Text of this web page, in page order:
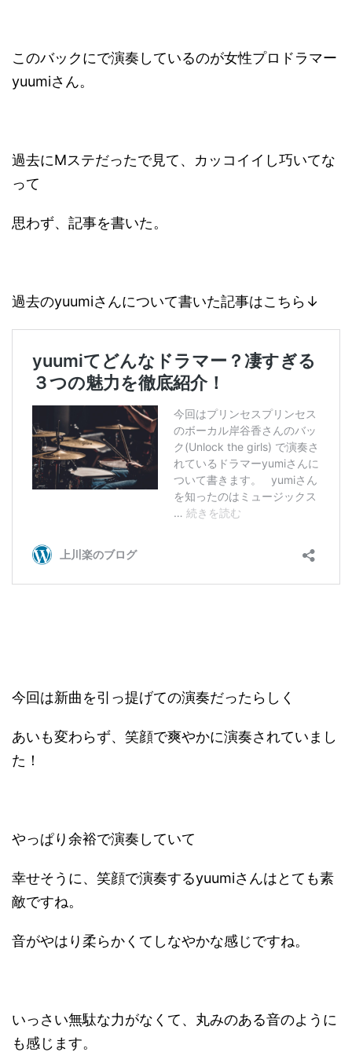
このバックにで演奏しているのが女性プロドラマー
yuumiさん。
過去にMステだったで見て、カッコイイし巧いてな
って
思わず、記事を書いた。
過去のyuumiさんについて書いた記事はこちら↓
今回は新曲を引っ提げての演奏だったらしく
あいも変わらず、笑顔で爽やかに演奏されていまし
た！
やっぱり余裕で演奏していて
幸せそうに、笑顔で演奏するyuumiさんはとても素
敵ですね。
音がやはり柔らかくてしなやかな感じですね。
いっさい無駄な力がなくて、丸みのある音のように
も感じます。